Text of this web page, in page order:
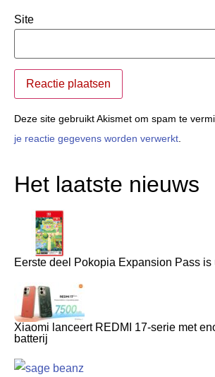
Site
Deze site gebruikt Akismet om spam te
je reactie gegevens worden verwerkt.
Het laatste nieuws
Eerste deel Pokopia Expansion Pass is
Xiaomi lanceert REDMI 17-serie met
batterij